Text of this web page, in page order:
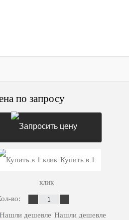
по запросу
Запросить ценуКупить в 1
клик
во:
Нашли дешевле